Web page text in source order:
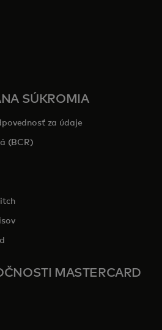
in a new tab
SÚKROMIA
za údaje
(BCR)
a new tab
MASTERCARD
tab
in a new tab